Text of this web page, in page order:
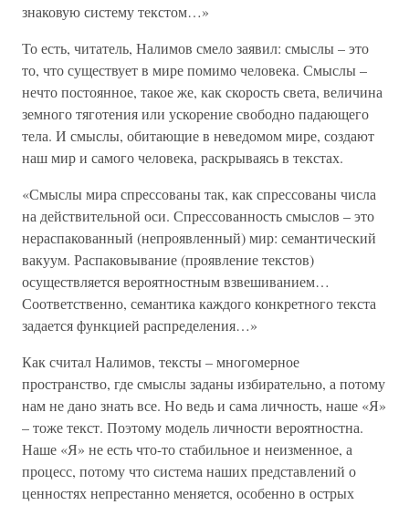
знаковую систему текстом…»
То есть, читатель, Налимов смело заявил: смыслы – это
то, что существует в мире помимо человека. Смыслы –
нечто постоянное, такое же, как скорость света, величина
земного тяготения или ускорение свободно падающего
тела. И смыслы, обитающие в неведомом мире, создают
наш мир и самого человека, раскрываясь в текстах.
«Смыслы мира спрессованы так, как спрессованы числа
на действительной оси. Спрессованность смыслов – это
нераспакованный (непроявленный) мир: семантический
вакуум. Распаковывание (проявление текстов)
осуществляется вероятностным взвешиванием…
Соответственно, семантика каждого конкретного текста
задается функцией распределения…»
Как считал Налимов, тексты – многомерное
пространство, где смыслы заданы избирательно, а потому
нам не дано знать все. Но ведь и сама личность, наше «Я»
– тоже текст. Поэтому модель личности вероятностна.
Наше «Я» не есть что-то стабильное и неизменное, а
процесс, потому что система наших представлений о
ценностях непрестанно меняется, особенно в острых